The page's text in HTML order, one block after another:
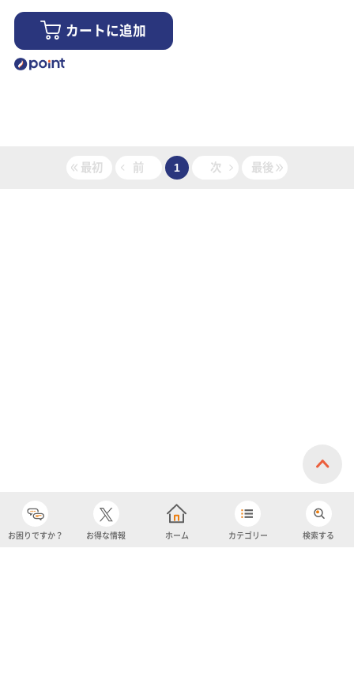
カートに追加
最初 前 1 次 最後
お困りですか？ お得な情報 ホーム カテゴリー 検索する